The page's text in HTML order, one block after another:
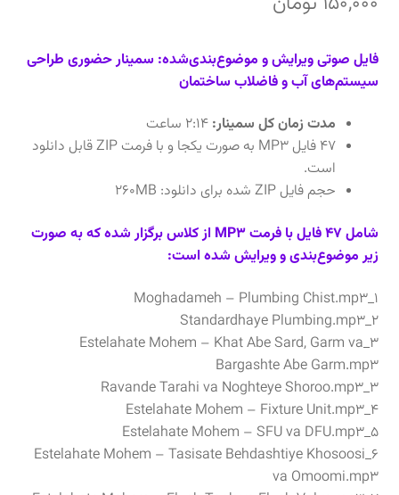
فایل صوتی ویرایش و موضوع‌بندی‌شده: سمینار حضوری طراحی
سیستم‌های آب و فاضلاب ساختمان
مدت زمان کل سمینار:
۴۷ فایل MP3 به صورت یکجا و با فرمت ZIP قابل دانلود
است.
حجم فایل ZIP شده برای دانلود: ۲۶۰MB
شامل ۴۷ فایل با فرمت MP3 از کلاس برگزار شده که به صورت
زیر موضوع‌بندی و ویرایش شده است:
۱_Moghadameh – Plumbing Chist.mp3
۲_Standardhaye Plumbing.mp3
۳_Estelahate Mohem – Khat Abe Sard, Garm va
Bargashte Abe Garm.mp3
۳_Ravande Tarahi va Noghteye Shoroo.mp3
۴_Estelahate Mohem – Fixture Unit.mp3
۵_Estelahate Mohem – SFU va DFU.mp3
۶_Estelahate Mohem – Tasisate Behdashtiye Khosoosi
va Omoomi.mp3